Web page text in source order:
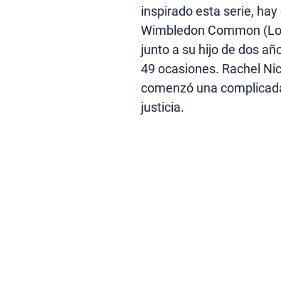
inspirado esta serie,
Wimbledon Common
junto a su hijo de dos
49 ocasiones. Rachel
comenzó una
justicia.